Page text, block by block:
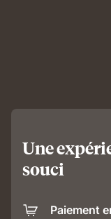
Une
souci
Paiement